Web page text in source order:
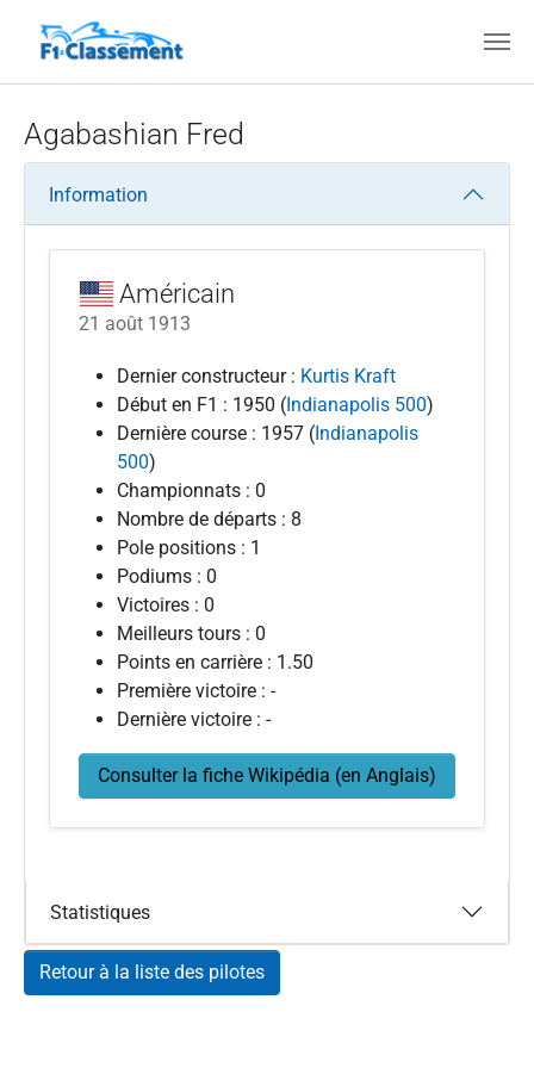
Agabashian Fred
Information
Américain
21 août 1913
Dernier constructeur : Kurtis Kraft
Début en F1 : 1950 (Indianapolis 500)
Dernière course : 1957 (Indianapolis
500)
Championnats : 0
Nombre de départs : 8
Pole positions : 1
Podiums : 0
Victoires : 0
Meilleurs tours : 0
Points en carrière : 1.50
Première victoire : -
Dernière victoire : -
Consulter la fiche Wikipédia (en Anglais)
Statistiques
Retour à la liste des pilotes